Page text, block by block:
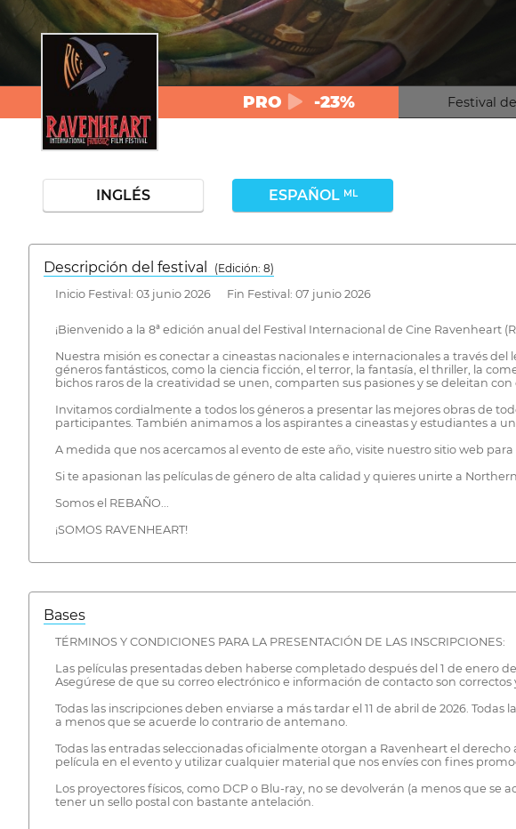
PRO -23% Festival
INGLÉS ESPAÑOL ML
Descripción del festival
( Edición: 8)
Inicio Festival: 03 junio 2026 Fin Festival: 07 junio 2026
¡Bienvenido a la 8ª edición anual del Festival Internacional de Cine Ravenheart
Nuestra misión es conectar a cineastas nacionales e internacionales a través
géneros fantásticos, como la ciencia ficción, el terror, la fantasía, el thriller, la
bichos raros de la creatividad se unen, comparten sus pasiones y se deleitan
Invitamos cordialmente a todos los géneros a presentar las mejores obras de
participantes. También animamos a los aspirantes a cineastas y estudiantes a
A medida que nos acercamos al evento de este año, visite nuestro sitio web
Si te apasionan las películas de género de alta calidad y quieres unirte a
Somos el REBAÑO...
¡SOMOS RAVENHEART!
Bases
TÉRMINOS Y CONDICIONES PARA LA PRESENTACIÓN DE LAS INSCRIPCIONES:
Las películas presentadas deben haberse completado después del 1 de enero
Asegúrese de que su correo electrónico e información de contacto son correctos
Todas las inscripciones deben enviarse a más tardar el 11 de abril de 2026.
a menos que se acuerde lo contrario de antemano.
Todas las entradas seleccionadas oficialmente otorgan a Ravenheart el
película en el evento y utilizar cualquier material que nos envíes con fines
Los proyectores físicos, como DCP o Blu-ray, no se devolverán (a menos que
tener un sello postal con bastante antelación.